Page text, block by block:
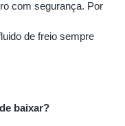
com segurança. Por
de freio sempre
baixar?